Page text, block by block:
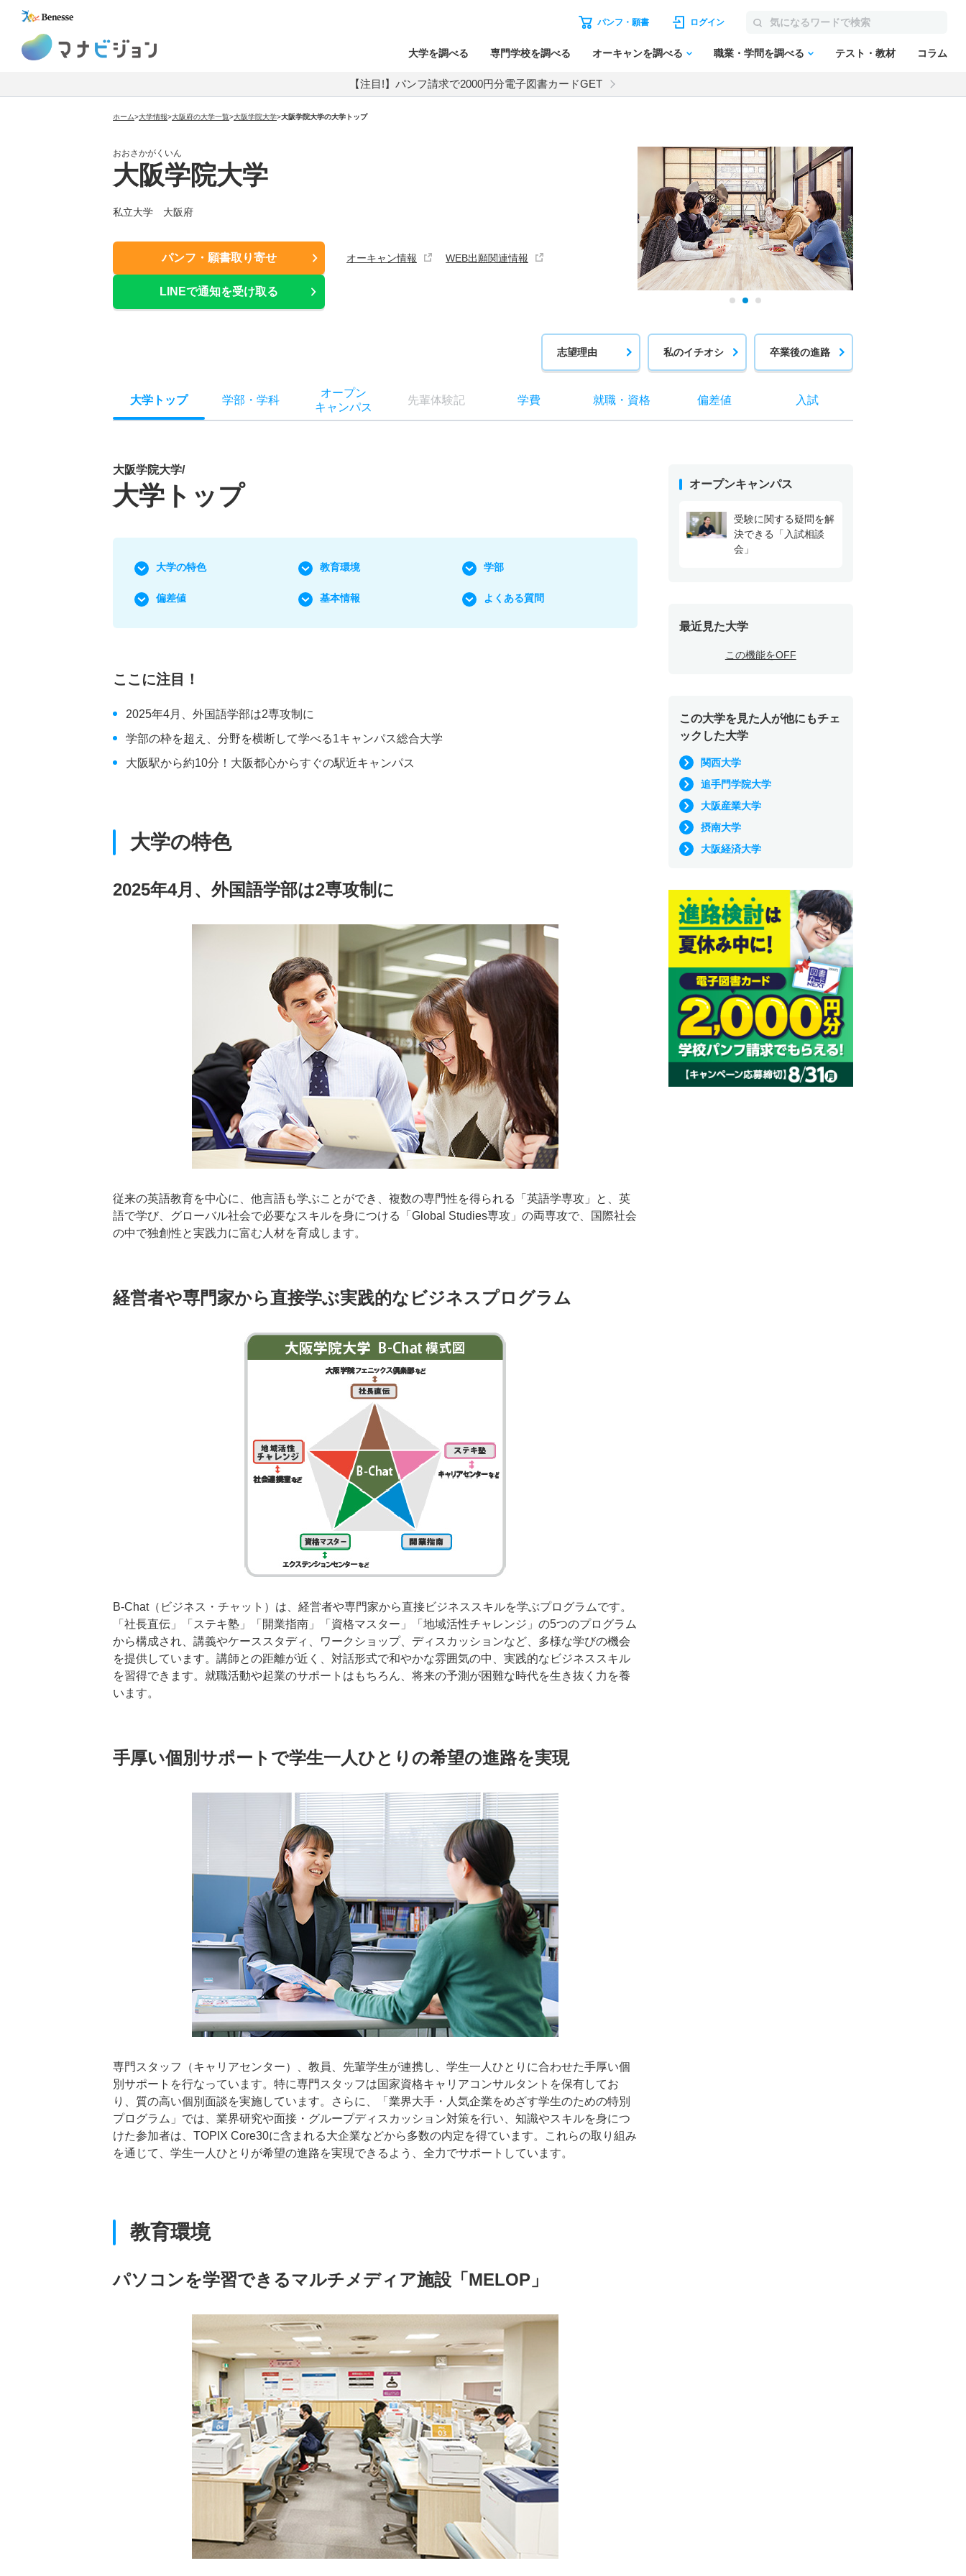
パンフ・願書 ログイン
大学を調べる 専門学校を調べる オーキャンを調べる 職業・学問を調べる テスト・教材 コラム
【注目!】パンフ請求で2000円分電子図書カードGET
ホーム>大学情報>大阪府の大学一覧>大阪学院大学>大阪学院大学の大学トップ
おおさかがくいん
大阪学院大学
私立大学 大阪府
パンフ・願書取り寄せ
LINEで通知を受け取る
オーキャン情報 WEB出願関連情報
志望理由 私のイチオシ 卒業後の進路
大学トップ 学部 ・ 学科
オープン
キャンパス
先輩体験記 学費 就職・ 資格 偏差値 入試
大阪学院大学/
大学トップ
大学の特色 教育環境 学部
偏差値 基本情報 よくある質問
ここに注目！
2025年4月、外国語学部は2専攻制に
学部の枠を超え、分野を横断して学べる1キャンパス総合大学
大阪駅から約10分！大阪都心からすぐの駅近キャンパス
大学の特色
2025年4月、外国語学部は2専攻制に
従来の英語教育を中心に、他言語も学ぶことができ、複数の専門性を得られる「英語学専攻」と、英
語で学び、グローバル社会で必要なスキルを身につける「Global Studies専攻」の両専攻で、国際社会
の中で独創性と実践力に富む人材を育成します。
経営者や専門家から直接学ぶ実践的なビジネスプログラム
B-Chat（ビジネス・チャット）は、経営者や専門家から直接ビジネススキルを学ぶプログラムです。
「社長直伝」「ステキ塾」「開業指南」「資格マスター」「地域活性チャレンジ」の5つのプログラム
から構成され、講義やケーススタディ、ワークショップ、ディスカッションなど、多様な学びの機会
を提供しています。講師との距離が近く、対話形式で和やかな雰囲気の中、実践的なビジネススキル
を習得できます。就職活動や起業のサポートはもちろん、将来の予測が困難な時代を生き抜く力を養
います。
手厚い個別サポートで学生一人ひとりの希望の進路を実現
専門スタッフ（キャリアセンター）、教員、先輩学生が連携し、学生一人ひとりに合わせた手厚い個
別サポートを行なっています。特に専門スタッフは国家資格キャリアコンサルタントを保有してお
り、質の高い個別面談を実施しています。さらに、「業界大手・人気企業をめざす学生のための特別
プログラム」では、業界研究や面接・グループディスカッション対策を行い、知識やスキルを身につ
けた参加者は、TOPIX Core30に含まれる大企業などから多数の内定を得ています。これらの取り組み
を通じて、学生一人ひとりが希望の進路を実現できるよう、全力でサポートしています。
教育環境
パソコンを学習できるマルチメディア施設「MELOP」
オープンキャンパス
受験に関する疑問を解
決できる「入試相談
会」
最近見た大学
この機能をOFF
この大学を見た人が他にもチェ
ックした大学
関西大学
追手門学院大学
大阪産業大学
摂南大学
大阪経済大学